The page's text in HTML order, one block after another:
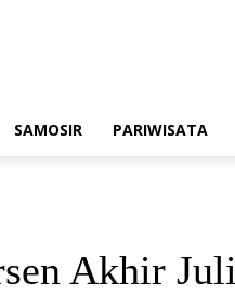
SAMOSIR PARIWISATA
Akhir Juli